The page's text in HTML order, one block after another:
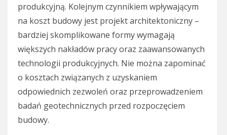
produkcyjną. Kolejnym czynnikiem wpływającym
na koszt budowy jest projekt architektoniczny –
bardziej skomplikowane formy wymagają
większych nakładów pracy oraz zaawansowanych
technologii produkcyjnych. Nie można zapominać
o kosztach związanych z uzyskaniem
odpowiednich zezwoleń oraz przeprowadzeniem
badań geotechnicznych przed rozpoczęciem
budowy.